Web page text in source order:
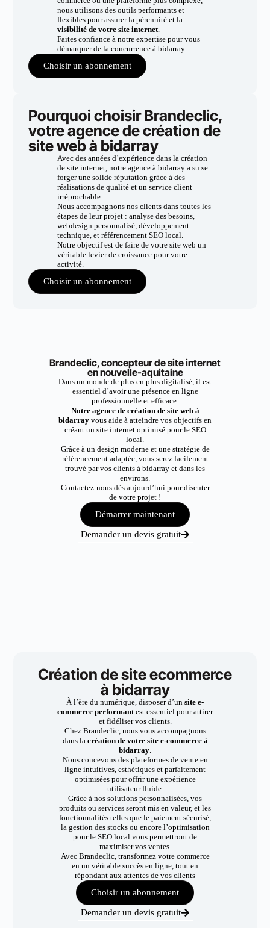
nous utilisons des outils performants et
flexibles pour assurer la pérennité et la
visibilité de votre site internet.
Faites confiance à notre expertise pour vous
démarquer de la concurrence à bidarray.
Choisir un abonnement
Pourquoi choisir Brandeclic,
votre agence de création de
site web à bidarray
Avec des années d’expérience dans la création
de site internet, notre agence à bidarray a su se
forger une solide réputation grâce à des
réalisations de qualité et un service client
irréprochable.
Nous accompagnons nos clients dans toutes les
étapes de leur projet : analyse des besoins,
webdesign personnalisé, développement
technique, et référencement SEO local.
Notre objectif est de faire de votre site web un
véritable levier de croissance pour votre
activité.
Choisir un abonnement
Brandeclic, concepteur de site internet
en nouvelle-aquitaine
Dans un monde de plus en plus digitalisé, il est
essentiel d’avoir une présence en ligne
professionnelle et efficace.
Notre agence de création de site web à
bidarray vous aide à atteindre vos objectifs en
créant un site internet optimisé pour le SEO
local.
Grâce à un design moderne et une stratégie de
référencement adaptée, vous serez facilement
trouvé par vos clients à bidarray et dans les
environs.
Contactez-nous dès aujourd’hui pour discuter
de votre projet !
Démarrer maintenant
Demander un devis gratuit
Création de site ecommerce
à bidarray
À l’ère du numérique, disposer d’un site e-
commerce performantest essentiel pour attirer
et fidéliser vos clients.
Chez Brandeclic, nous vous accompagnons
dans la création de votre site e-commerce à
bidarray.
Nous concevons des plateformes de vente en
ligne intuitives, esthétiques et parfaitement
optimisées pour offrir une expérience
utilisateur fluide.
Grâce à nos solutions personnalisées, vos
produits ou services seront mis en valeur, et les
fonctionnalités telles que le paiement sécurisé,
la gestion des stocks ou encore l’optimisation
pour le SEO local vous permettront de
maximiser vos ventes.
Avec Brandeclic, transformez votre commerce
en un véritable succès en ligne, tout en
répondant aux attentes de vos clients
Choisir un abonnement
Demander un devis gratuit